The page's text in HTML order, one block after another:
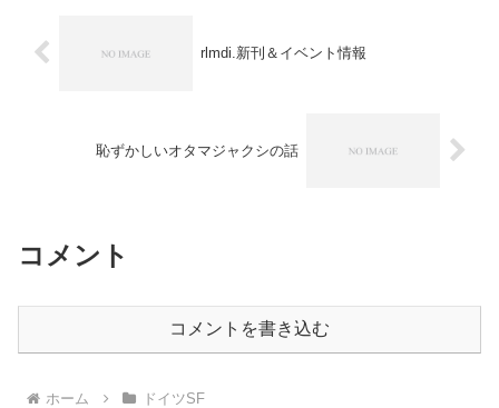
rlmdi.新刊＆イベント情報
恥ずかしいオタマジャクシの話
コメント
コメントを書き込む
ホーム ドイツSF